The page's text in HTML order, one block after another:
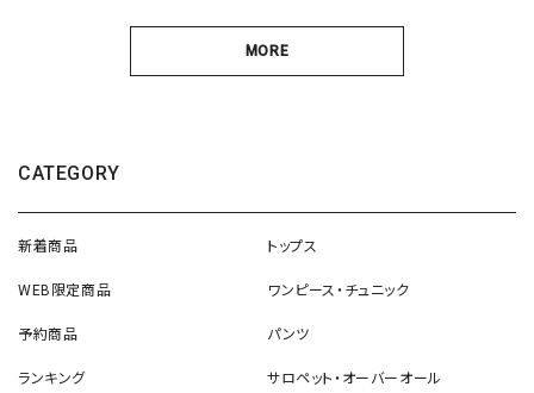
MORE
CATEGORY
新着商品
WEB限定商品
予約商品
ランキング
トップス
ワンピース・チュニック
パンツ
サロペット・オーバーオール